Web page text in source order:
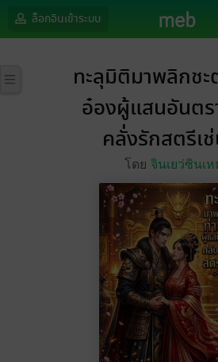
ล็อกอินเข้าระบบ
ทะลุมิติมาพลิกชะ
อ๋องผู้แสนอันต
คลั่งรักสตรีเ
โดย จินเยว่ซินเห